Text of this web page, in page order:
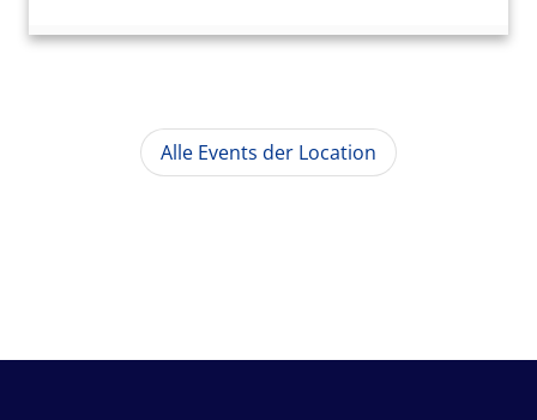
Alle Events der Location